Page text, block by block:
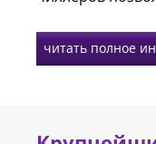
читать полное